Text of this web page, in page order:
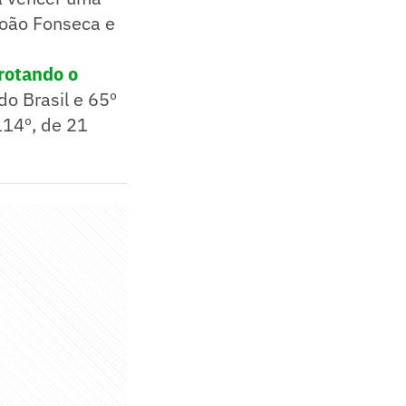
Fonseca e
o
Brasil e 65º
de 21